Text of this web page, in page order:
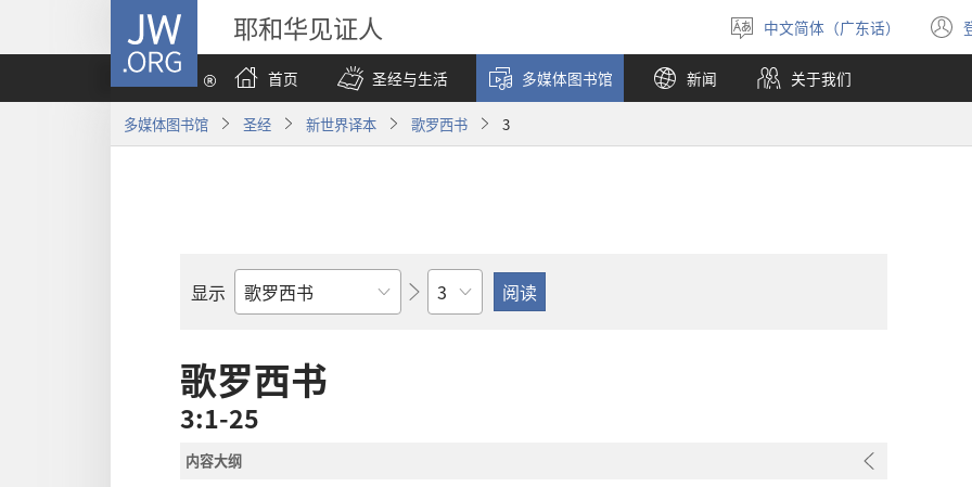
JW.ORG 耶和华见证人
选
择
语
言
中文简体（广东话）
首页 圣经与生活 多媒体图书馆 新闻 关于我们
多媒体图书馆 圣经 新世界译本 歌罗西书 3
显示
圣
经
卷
章
歌罗西书
3:1-25
内容大纲